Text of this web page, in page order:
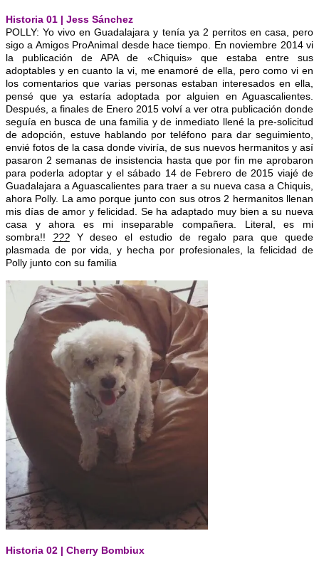
Historia 01 | Jess Sánchez
POLLY: Yo vivo en Guadalajara y tenía ya 2 perritos en casa, pero
sigo a Amigos ProAnimal desde hace tiempo. En noviembre 2014 vi
la publicación de APA de «Chiquis» que estaba entre sus
adoptables y en cuanto la vi, me enamoré de ella, pero como vi en
los comentarios que varias personas estaban interesados en ella,
pensé que ya estaría adoptada por alguien en Aguascalientes.
Después, a finales de Enero 2015 volví a ver otra publicación donde
seguía en busca de una familia y de inmediato llené la pre-solicitud
de adopción, estuve hablando por teléfono para dar seguimiento,
envié fotos de la casa donde viviría, de sus nuevos hermanitos y así
pasaron 2 semanas de insistencia hasta que por fin me aprobaron
para poderla adoptar y el sábado 14 de Febrero de 2015 viajé de
Guadalajara a Aguascalientes para traer a su nueva casa a Chiquis,
ahora Polly. La amo porque junto con sus otros 2 hermanitos llenan
mis días de amor y felicidad. Se ha adaptado muy bien a su nueva
casa y ahora es mi inseparable compañera. Literal, es mi
sombra!! ???Y deseo el estudio de regalo para que quede
plasmada de por vida, y hecha por profesionales, la felicidad de
Polly junto con su familia
Historia 02 | Cherry Bombiux